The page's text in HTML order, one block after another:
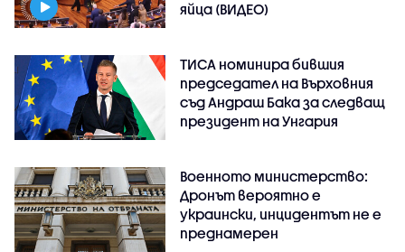
яйца (ВИДЕО)
ТИСА номинира бившия
председател на Върховния
съд Андраш Бака за следващ
президент на Унгария
Военното министерство:
Дронът вероятно е
украински, инцидентът не е
преднамерен